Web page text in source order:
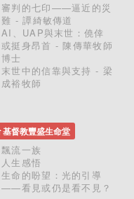
審判的七印——逼近的災
難 - 譚綺敏傳道
AI、UAP與末世：僥倖
或挺身昂首 - 陳傳華牧師
博士
末世中的信靠與支持 - 梁
成裕牧師
基督教豐盛生命堂
飄流一族
人生感悟
生命的盼望：光的引導
——看見或仍是看不見？